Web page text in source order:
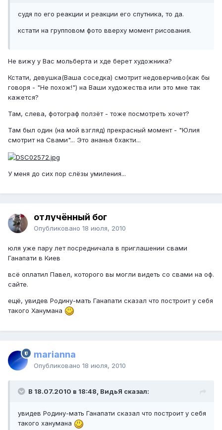
судя по его реакции и реакции его спутника, то да.
кстати на групповом фото вверху момент рисования.
Не вижу у Вас мольберта и хде берет художника?
Кстати, девушка(Ваша соседка) смотрит недоверчиво(как бы
говоря - "Не похож!") на Ваши художества или это мне так
кажется?
Там, слева, фотограф ползёт - тоже посмотреть хочет?
Там был один (на мой взгляд) прекрасный момент - "Юлия
смотрит на Свами"... Это ананья бхакти...
У меня до сих пор слёзы умиления...
отлучённый бог
Опубликовано 18 июля, 2010
юля уже пару лет посредничала в приглашении свами
Ганапати в Киев
всё оплатил Павел, которого вы могли видеть со свами на оф.
сайте.
ещё, увидев Родину-мать Ганапати сказал что построит у себя
такого Ханумана
marianna
Опубликовано 18 июля, 2010
В 18.07.2010 в 18:48, ВидьЯ сказал:
увидев Родину-мать Ганапати сказал что построит у себя
такого ханумана